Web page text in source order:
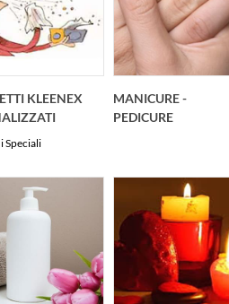
KLEENEX
Speciali
MANICURE -
PEDICURE